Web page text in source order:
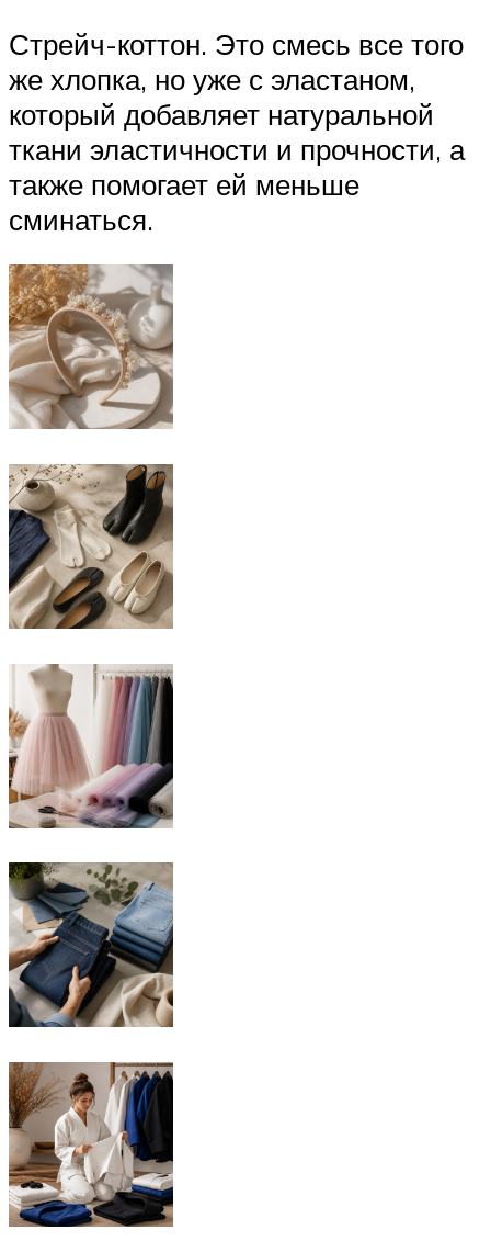
Стрейч-коттон. Это смесь все того
же хлопка, но уже с эластаном,
который добавляет натуральной
ткани эластичности и прочности, а
также помогает ей меньше
сминаться.